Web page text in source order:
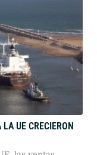
UE CRECIERON